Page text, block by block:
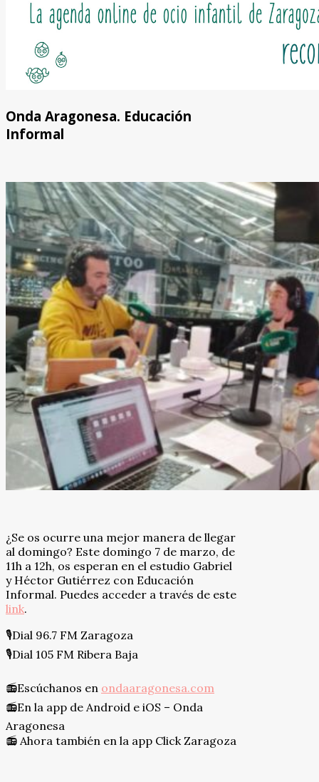
Onda Aragonesa. Educación
Informal
¿Se os ocurre una mejor manera de llegar
al domingo? Este domingo 7 de marzo, de
11h a 12h, os esperan en el estudio Gabriel
y Héctor Gutiérrez con Educación
Informal. Puedes acceder a través de este
link.
🎙Dial 96.7 FM Zaragoza
🎙Dial 105 FM Ribera Baja
📻Escúchanos en ondaaragonesa.com
📻En la app de Android e iOS – Onda
Aragonesa
📻 Ahora también en la app Click Zaragoza